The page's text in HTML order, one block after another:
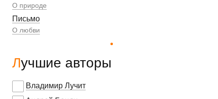
О природе
Письмо
О любви
Лучшие авторы
Владимир Лучит